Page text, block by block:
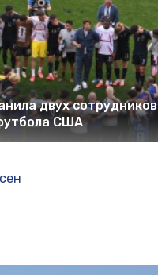
двух сотрудников
США